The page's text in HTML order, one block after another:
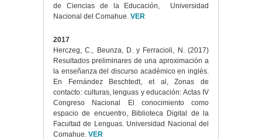
de Ciencias de la Educación, Universidad
Nacional del Comahue. VER
2017
Herczeg, C., Beunza, D. y Ferracioli, N. (2017)
Resultados preliminares de una aproximación a
la enseñanza del discurso académico en inglés.
En Fernández Beschtedt, et al, Zonas de
contacto: culturas, lenguas y educación: Actas IV
Congreso Nacional El conocimiento como
espacio de encuentro, Biblioteca Digital de la
Facultad de Lenguas. Universidad Nacional del
Comahue. VER